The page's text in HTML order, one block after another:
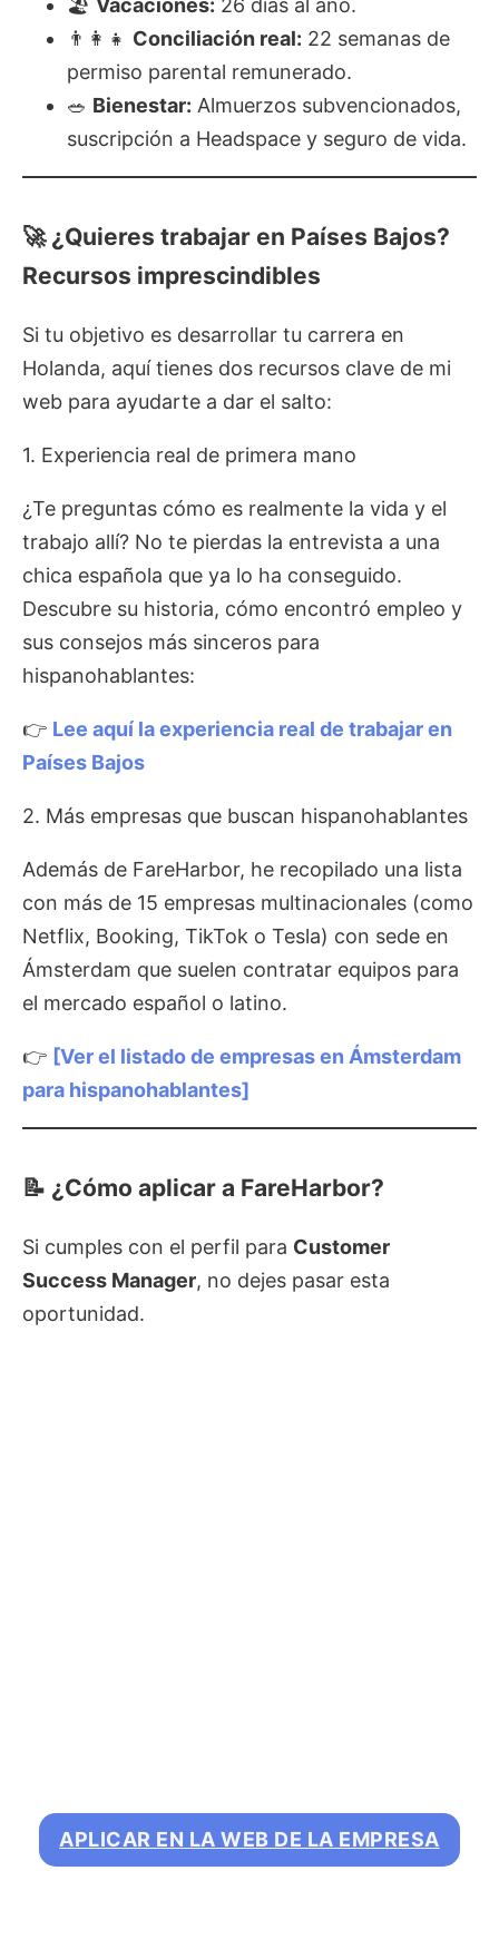
🏖️ Vacaciones: 26 días al año.
👨‍👩‍👧 Conciliación real: 22 semanas de
permiso parental remunerado.
🥗 Bienestar: Almuerzos subvencionados,
suscripción a Headspace y seguro de vida.
🚀 ¿Quieres trabajar en Países Bajos?
Recursos imprescindibles
Si tu objetivo es desarrollar tu carrera en
Holanda, aquí tienes dos recursos clave de mi
web para ayudarte a dar el salto:
1. Experiencia real de primera mano
¿Te preguntas cómo es realmente la vida y el
trabajo allí? No te pierdas la entrevista a una
chica española que ya lo ha conseguido.
Descubre su historia, cómo encontró empleo y
sus consejos más sinceros para
hispanohablantes:
👉 Lee aquí la experiencia real de trabajar en
Países Bajos
2. Más empresas que buscan hispanohablantes
Además de FareHarbor, he recopilado una lista
con más de 15 empresas multinacionales (como
Netflix, Booking, TikTok o Tesla) con sede en
Ámsterdam que suelen contratar equipos para
el mercado español o latino.
👉 [Ver el listado de empresas en Ámsterdam
para hispanohablantes]
📝 ¿Cómo aplicar a FareHarbor?
Si cumples con el perfil para Customer
Success Manager, no dejes pasar esta
oportunidad.
APLICAR EN LA WEB DE LA EMPRESA